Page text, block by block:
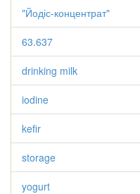
"Йодіс-концентрат"
63.637
drinking milk
iodine
kefir
storage
yogurt